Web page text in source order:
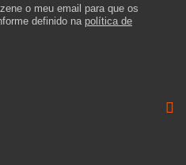
o meu email para que os
definido na política de